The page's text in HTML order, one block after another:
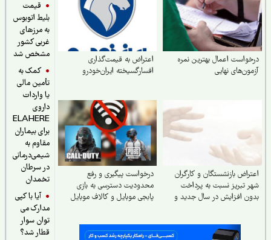
قیمت
بلیط اتوبوس
به مرزهای
غربی کشور
مشخص شد
کمک به
تأمین مالی
یا واردات
داروی
ELAHERE
برای بیماران
مقاوم به
شیمی‌درمانی
در سرطان
تخمدان
آیا با کپی
مدارک می
توان سوار
قطار شد؟
اعمال بهترین نمره
نهایی
اعتراض به قیمت‌گذاری
افسارگسیخته ایران‌خودرو
بازنشستگان و کارگران
تبریز نسبت به پرداخت
افزایش در سال جدید و
درخواست پیگیری و رفع
محدودیت دسترسی به بازی
پابجی موبایل و کالاف موبایل